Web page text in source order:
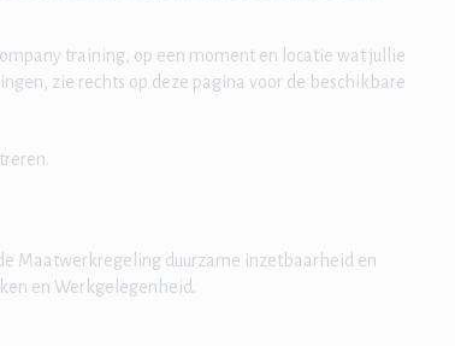
training, op een moment en locatie wat jullie
zie rechts op deze pagina voor de beschikbare
Maatwerkregeling duurzame inzetbaarheid en
en Werkgelegenheid.